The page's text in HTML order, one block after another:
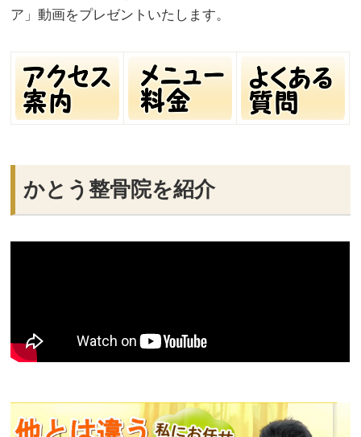
ア」動画をプレゼントいたします。
かとう整骨院を紹介